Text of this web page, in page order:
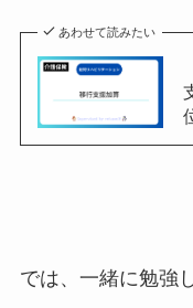
あわせて読みたい
では、一緒に勉強